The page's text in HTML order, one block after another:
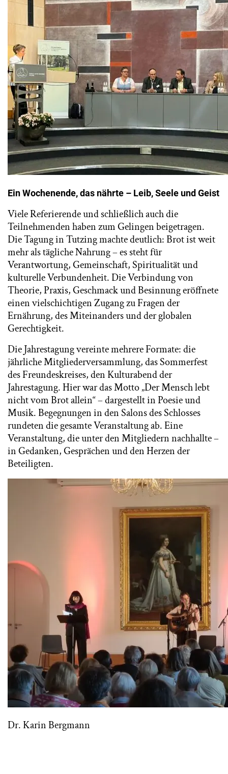
Ein Wochenende, das nährte – Leib, Seele und Geist
Viele Referierende und schließlich auch die
Teilnehmenden haben zum Gelingen beigetragen.
Die Tagung in Tutzing machte deutlich: Brot ist weit
mehr als tägliche Nahrung – es steht für
Verantwortung, Gemeinschaft, Spiritualität und
kulturelle Verbundenheit. Die Verbindung von
Theorie, Praxis, Geschmack und Besinnung eröffnete
einen vielschichtigen Zugang zu Fragen der
Ernährung, des Miteinanders und der globalen
Gerechtigkeit.
Die Jahrestagung vereinte mehrere Formate: die
jährliche Mitgliederversammlung, das Sommerfest
des Freundeskreises, den Kulturabend der
Jahrestagung. Hier war das Motto „Der Mensch lebt
nicht vom Brot allein“ – dargestellt in Poesie und
Musik. Begegnungen in den Salons des Schlosses
rundeten die gesamte Veranstaltung ab. Eine
Veranstaltung, die unter den Mitgliedern nachhallte –
in Gedanken, Gesprächen und den Herzen der
Beteiligten.
Dr. Karin Bergmann